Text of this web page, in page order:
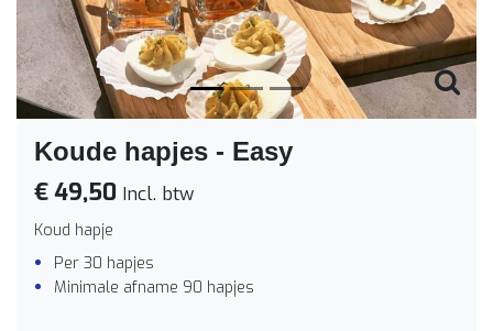
Koude hapjes - Easy
€ 49,50 Incl. btw
Koud hapje
Per 30 hapjes
Minimale afname 90 hapjes